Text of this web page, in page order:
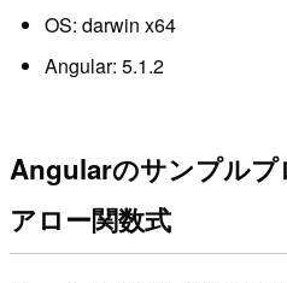
OS: darwin x64
Angular: 5.1.2
Angularのサンプルプ
アロー関数式